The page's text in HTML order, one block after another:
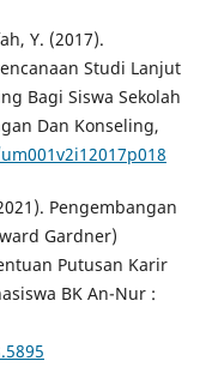
Y. (2017).
Studi Lanjut
Bagi Siswa Sekolah
Dan Konseling,
Pengembangan
Gardner)
Putusan Karir
BK An-Nur :